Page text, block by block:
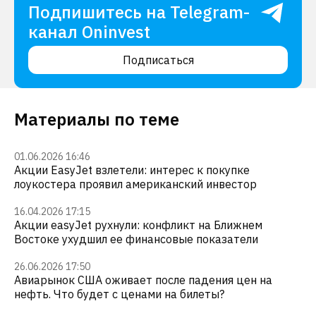
Подпишитесь на Telegram-
канал Oninvest
Подписаться
Материалы по теме
01.06.2026 16:46
Акции EasyJet взлетели: интерес к покупке
лоукостера проявил американский инвестор
16.04.2026 17:15
Акции easyJet рухнули: конфликт на Ближнем
Востоке ухудшил ее финансовые показатели
26.06.2026 17:50
Авиарынок США оживает после падения цен на
нефть. Что будет с ценами на билеты?